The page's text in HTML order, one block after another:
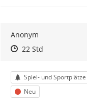
Anonym
Zeitpunkt des
Zeitpunkt des
22 StdZur Äußerung
Kategorie
Spiel- und
Status
Neu